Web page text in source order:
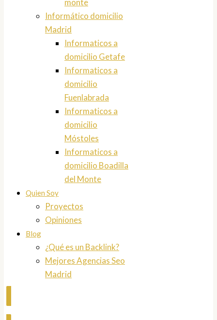
monte
Informático domicilio
Madrid
Informaticos a
domicilio Getafe
Informaticos a
domicilio
Fuenlabrada
Informaticos a
domicilio
Móstoles
Informaticos a
domicilio Boadilla
del Monte
Quien Soy
Proyectos
Opiniones
Blog
¿Qué es un Backlink?
Mejores Agencias Seo
Madrid